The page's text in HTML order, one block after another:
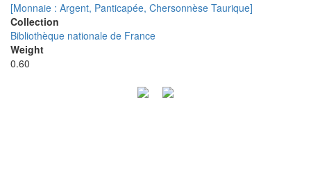
[Monnaie : Argent, Panticapée, Chersonnèse Taurique]
Collection
Bibliothèque nationale de France
Weight
0.60